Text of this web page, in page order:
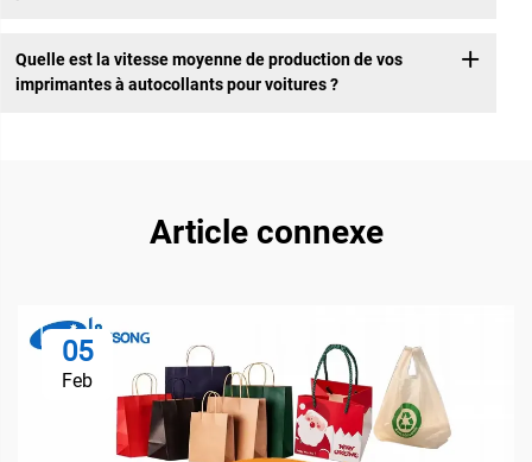
Quelle est la vitesse moyenne de production de vos
imprimantes à autocollants pour voitures ?
Article connexe
05
Feb